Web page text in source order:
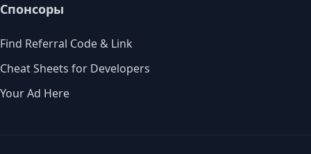
Спонсоры
Find Referral Code & Link
Cheat Sheets for Developers
Your Ad Here